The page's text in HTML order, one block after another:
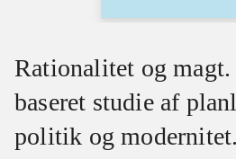
Rationalitet og magt.
baseret studie af
politik og